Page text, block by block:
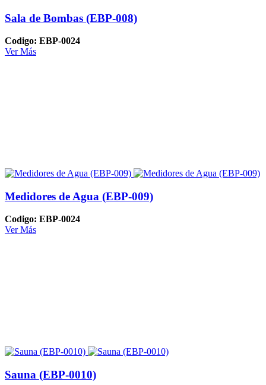
Sala de Bombas (EBP-008)
Codigo: EBP-0024
Ver Más
Medidores de Agua (EBP-009)
Codigo: EBP-0024
Ver Más
Sauna (EBP-0010)